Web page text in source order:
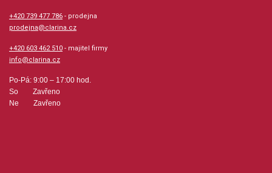
+420 739 477 786 - prodejna
prodejna@clarina.cz
+420 603 462 510 - majitel firmy
info@clarina.cz
Po-Pá: 9:00 – 17:00 hod.
So Zavřeno
Ne Zavřeno